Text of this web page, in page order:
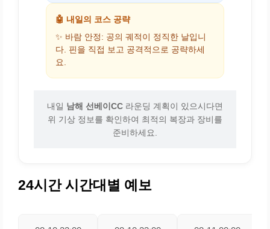
🤖 내일의 코스 공략
✨ 바람 안정: 공의 궤적이 정직한 날입니
다. 핀을 직접 보고 공격적으로 공략하세
요.
내일 남해 선베이CC 라운딩 계획이 있으시다면
위 기상 정보를 확인하여 최적의 복장과 장비를
준비하세요.
24시간 시간대별 예보